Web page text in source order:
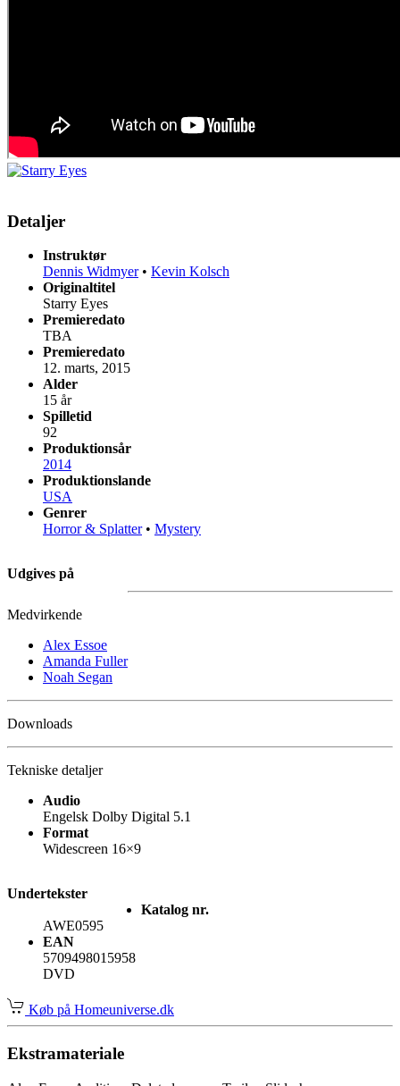
Detaljer
Instruktør
Dennis Widmyer• Kevin Kolsch
Originaltitel
Starry Eyes
Premieredato
TBA
Premieredato
12. marts, 2015
Alder
15 år
Spilletid
92
Produktionsår
2014
Produktionslande
USA
Genrer
Horror & Splatter• Mystery
Udgives på
Medvirkende
Alex Essoe
Amanda Fuller
Noah Segan
Downloads
Tekniske detaljer
Audio
Engelsk Dolby Digital 5.1
Format
Widescreen 16×9
Undertekster
Katalog nr.
AWE0595
EAN
5709498015958
DVD
Køb på Homeuniverse.dk
Ekstramateriale